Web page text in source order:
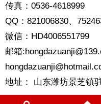
传真：0536-4618999
QQ：821006830、
微信：HD4006551799
邮箱
地址： 山东潍坊景芝镇